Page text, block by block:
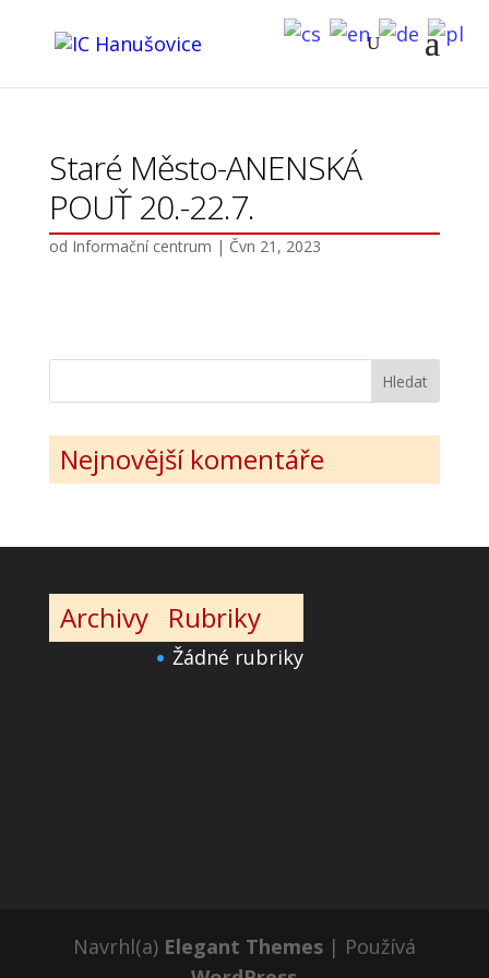
Staré Město-ANENSKÁ
POUŤ 20.-22.7.
od Informační centrum | Čvn 21, 2023
Nejnovější komentáře
Archivy Rubriky
Žádné rubriky
Navrhl(a) Elegant Themes| Používá